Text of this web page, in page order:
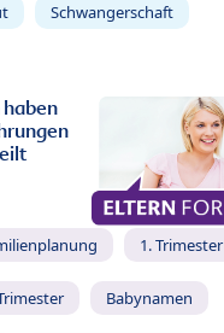
Schwangerschaft
1. Trimester
Babynamen